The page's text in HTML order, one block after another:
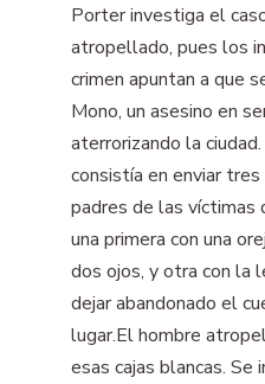
Porter investiga el
atropellado, pues los
crimen apuntan a que
Mono, un asesino en
aterrorizando la
consistía en enviar
padres de las víctimas
una primera con una
dos ojos, y otra con la
dejar abandonado el
lugar.El hombre
esas cajas blancas. Se